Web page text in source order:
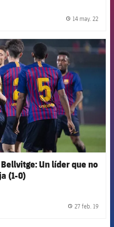
14 may. 22
FCB Barcelona badge
Un líder que no
(1-0)
27 feb. 19